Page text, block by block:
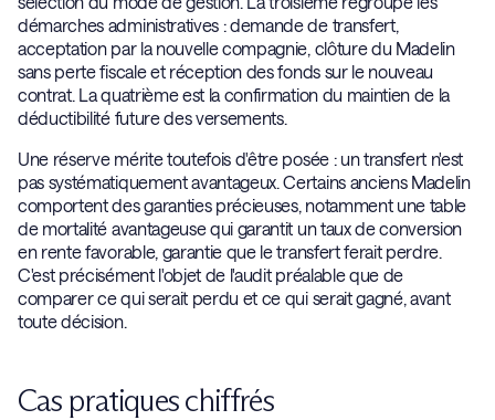
démarches administratives : demande de transfert,
acceptation par la nouvelle compagnie, clôture du Madelin
sans perte fiscale et réception des fonds sur le nouveau
contrat. La quatrième est la confirmation du maintien de la
déductibilité future des versements.
Une réserve mérite toutefois d'être posée : un transfert n'est
pas systématiquement avantageux. Certains anciens Madelin
comportent des garanties précieuses, notamment une table
de mortalité avantageuse qui garantit un taux de conversion
en rente favorable, garantie que le transfert ferait perdre.
C'est précisément l'objet de l'audit préalable que de
comparer ce qui serait perdu et ce qui serait gagné, avant
toute décision.
Cas pratiques chiffrés